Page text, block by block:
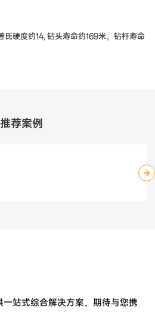
硬度约14, 钻头寿命约169米，钻杆寿命
推荐案例
站式综合解决方案，期待与您携